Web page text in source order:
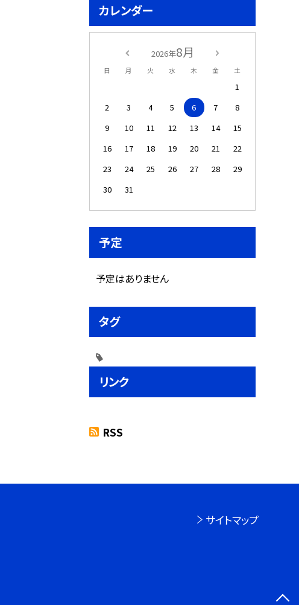
カレンダー
2026年8月
日 月 火 水 木 金 土
1
2
3 4 5 6 7
8
9
10 11 12 13 14
15
16
17 18 19 20 21
22
23
24 25 26 27 28
29
30
31
予定
予定はありません
タグ
リンク
RSS
サイトマップ